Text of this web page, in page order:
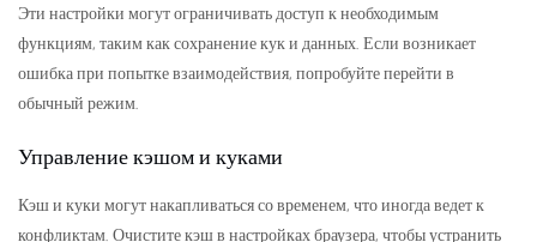
Эти настройки могут ограничивать доступ к необходимым
функциям, таким как сохранение кук и данных. Если возникает
ошибка при попытке взаимодействия, попробуйте перейти в
обычный режим.
Управление кэшом и куками
Кэш и куки могут накапливаться со временем, что иногда ведет к
конфликтам. Очистите кэш в настройках браузера, чтобы устранить